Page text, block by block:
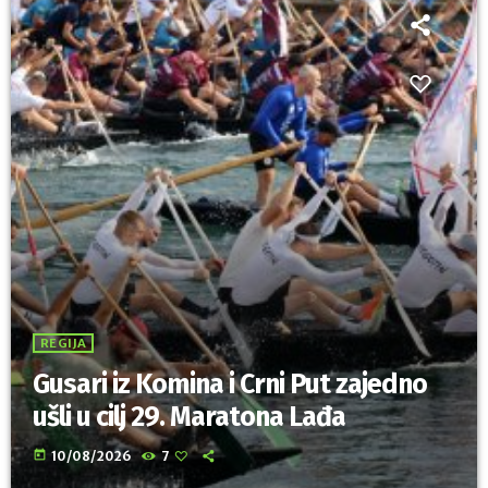
REGIJA
Gusari iz Komina i Crni Put zajedno
ušli u cilj 29. Maratona Lađa
today 10/08/2026 7